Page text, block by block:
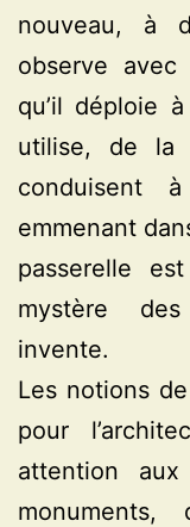
nouveau, à
observe
qu’il déploie
utilise, de la
conduisent
emmenant
passerelle
mystère
invente.
Les notions
pour
attention